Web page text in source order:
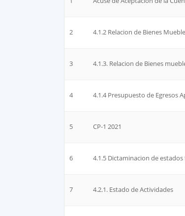
2 4.1.2 Relacion de Bienes
3 4.1.3. Relacion de Bienes
4 4.1.4 Presupuesto de Egresos
5 CP-1 2021
6 4.1.5 Dictaminacion de
7 4.2.1. Estado de Actividades